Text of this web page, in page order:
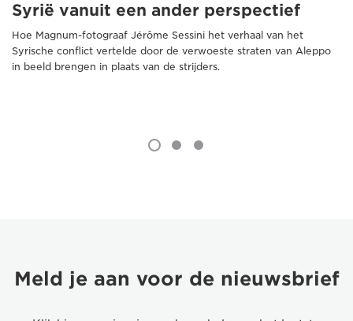
Syrië vanuit een ander perspectief
Hoe Magnum-fotograaf Jérôme Sessini het verhaal van het
Syrische conflict vertelde door de verwoeste straten van Aleppo
in beeld brengen in plaats van de strijders.
Meld je aan voor de nieuwsbrief